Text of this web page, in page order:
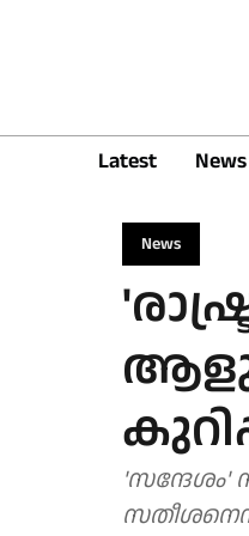
Latest News
News
'സന്ദേശം'